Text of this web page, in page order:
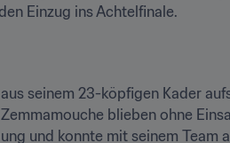
Einzug ins Achtelfinale.
seinem 23-köpfigen Kader
blieben ohne
und konnte mit seinem Team